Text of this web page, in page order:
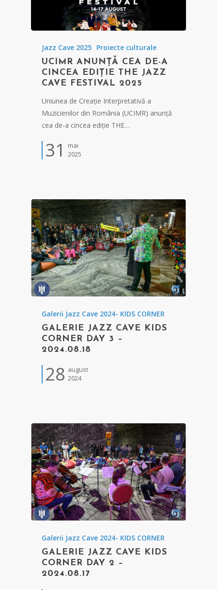
Jazz Cave 2025 Proiecte culturale
UCIMR ANUNȚĂ CEA DE-A
CINCEA EDIȚIE THE JAZZ
CAVE FESTIVAL 2025
Uniunea de Creație Interpretativă a
Muzicienilor din România (UCIMR) anunță
cea de-a cincea ediție THE…
31
mai
2025
Galerii Jazz Cave 2024- KIDS CORNER
GALERIE JAZZ CAVE KIDS
CORNER DAY 3 –
2024.08.18
28 august
2024
Galerii Jazz Cave 2024- KIDS CORNER
GALERIE JAZZ CAVE KIDS
CORNER DAY 2 –
2024.08.17